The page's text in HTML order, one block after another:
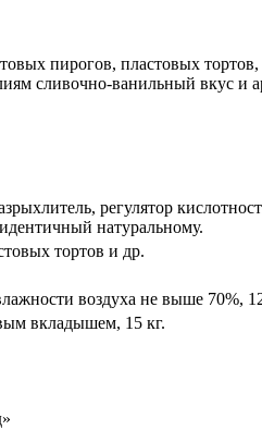
пирогов, пластовых
сливочно-ванильный вкус и
регулятор
натуральному.
тортов и др.
воздуха не выше 70%,
вкладышем, 15 кг.